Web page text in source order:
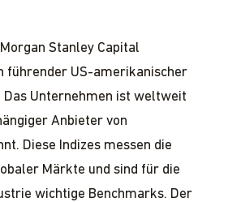
Stanley Capital
führender US-amerikanischer
Das Unternehmen ist weltweit
Anbieter von
Diese Indizes messen die
Märkte und sind für die
wichtige Benchmarks. Der